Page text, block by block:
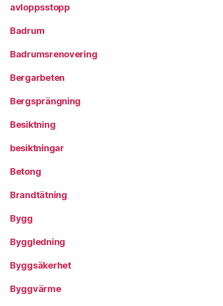
avloppsstopp
Badrum
Badrumsrenovering
Bergarbeten
Bergsprängning
Besiktning
besiktningar
Betong
Brandtätning
Bygg
Byggledning
Byggsäkerhet
Byggvärme